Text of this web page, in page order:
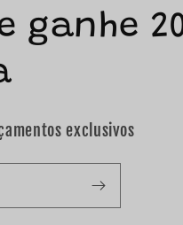
ganhe
exclusivos